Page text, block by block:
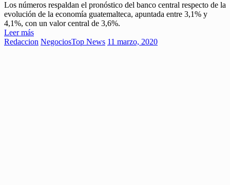
Los números respaldan el pronóstico del banco central respecto de la
evolución de la economía guatemalteca, apuntada entre 3,1% y
4,1%, con un valor central de 3,6%.
Leer más
Redaccion NegociosTop News 11 marzo, 2020